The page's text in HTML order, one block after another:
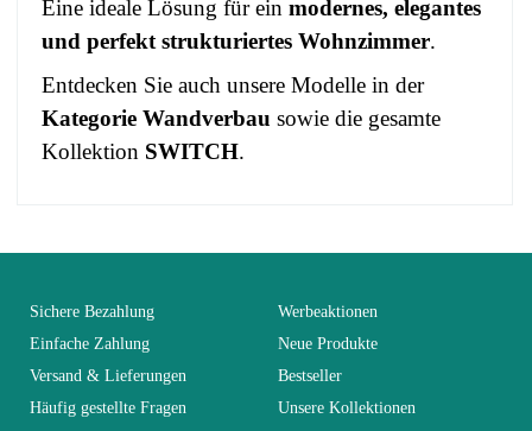
Eine ideale Lösung für ein modernes, elegantes
und perfekt strukturiertes Wohnzimmer.
Entdecken Sie auch unsere Modelle in der
Kategorie Wandverbau sowie die gesamte
Kollektion SWITCH.
Alter Erwachsener
Kollektion SWITCH
You Must Login To Review
Sichere Bezahlung
Einfache Zahlung
Versand & Lieferungen
Häufig gestellte Fragen
Werbeaktionen
Neue Produkte
Bestseller
Unsere Kollektionen